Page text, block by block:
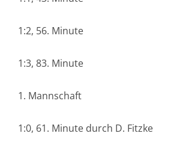
1:2, 56. Minute
1:3, 83. Minute
1. Mannschaft
1:0, 61. Minute durch D. Fitzke